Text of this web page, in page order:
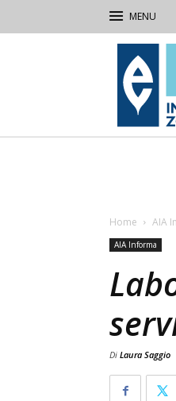
IZ
Home AIA
AIA Informa
Di Laura Saggio